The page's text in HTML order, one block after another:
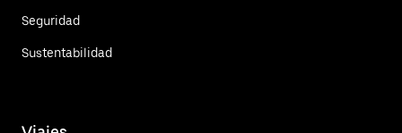
Seguridad
Sustentabilidad